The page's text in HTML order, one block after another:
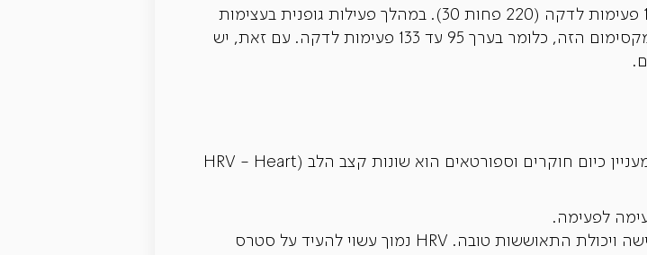
לדוגמה, קצב הלב המרבי המשוער של אדם בן 30, יהיה 190 פעימות לדקה (220 פחות 30). במהלך פעילות גופנית בעצימות
בינונית, דופק היעד עשוי ליפול בטווח של 50% עד 70% מהמקסימום הזה, כלומר בערך 95 עד 133 פעימות לדקה. עם זאת, יש
קצב לב במנוחה הוא רק חצי מהתמונה. המדד המקצועי שמעניין כיום חוקרים וספורטאים הוא שונות קצב הלב (HRV - Heart
לפעימה.
הערך המוסף - HRV גבוה מעיד על מערכת עצבים גמישה ויכולת התאוששות טובה. HRV נמוך עשוי להעיד על סטרס